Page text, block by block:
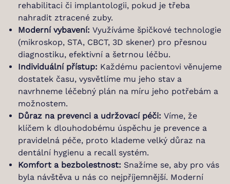
rehabilitaci či implantologii, pokud je třeba
nahradit ztracené zuby.
Moderní vybavení: Využíváme špičkové technologie
(mikroskop, STA, CBCT, 3D skener) pro přesnou
diagnostiku, efektivní a šetrnou léčbu.
Individuální přístup: Každému pacientovi věnujeme
dostatek času, vysvětlíme mu jeho stav a
navrhneme léčebný plán na míru jeho potřebám a
možnostem.
Důraz na prevenci a udržovací péči: Víme, že
klíčem k dlouhodobému úspěchu je prevence a
pravidelná péče, proto klademe velký důraz na
dentální hygienu a recall systém.
Komfort a bezbolestnost: Snažíme se, aby pro vás
byla návštěva u nás co nejpříjemnější. Moderní